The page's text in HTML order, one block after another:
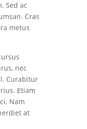
Sed ac
Cras
metus
nec
Curabitur
Etiam
Nam
at